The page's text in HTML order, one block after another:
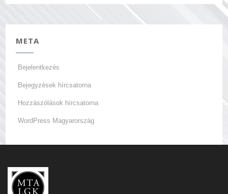
META
Bejelentkezés
Bejegyzések hírcsatorna
Hozzászólások hírcsatorna
WordPress Magyarország